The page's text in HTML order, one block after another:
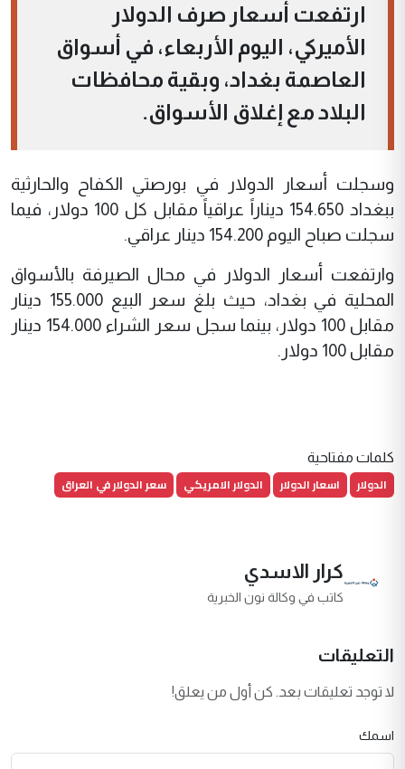
ارتفعت أسعار صرف الدولار
الأميركي، اليوم الأربعاء، في أسواق
العاصمة بغداد، وبقية محافظات
البلاد مع إغلاق الأسواق.
وسجلت أسعار الدولار في بورصتي الكفاح والحارثية
ببغداد 154.650 ديناراً عراقياً مقابل كل 100 دولار، فيما
سجلت صباح اليوم 154.200 دينار عراقي.
وارتفعت أسعار الدولار في محال الصيرفة بالأسواق
المحلية في بغداد، حيث بلغ سعر البيع 155.000 دينار
مقابل 100 دولار، بينما سجل سعر الشراء 154.000 دينار
مقابل 100 دولار.
كلمات مفتاحية
الدولار اسعار الدولار الدولار الامريكي سعر الدولار في العراق
كرار الاسدي
كاتب في وكالة نون الخبرية
التعليقات
لا توجد تعليقات بعد. كن أول من يعلق!
اسمك